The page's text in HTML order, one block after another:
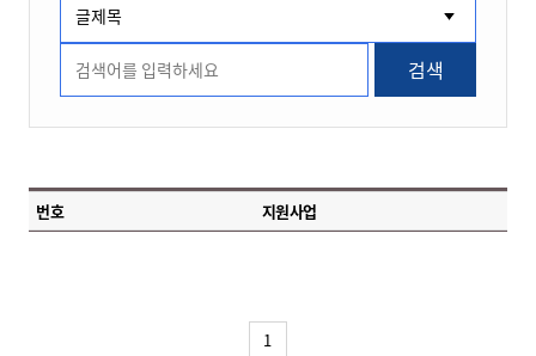
검색
번호 지원사업
1